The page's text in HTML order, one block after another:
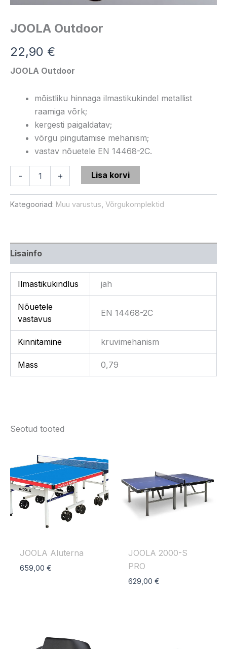
JOOLA Outdoor
22,90 €
JOOLA Outdoor
mõistliku hinnaga ilmastikukindel metallist
raamiga võrk;
kergesti paigaldatav;
võrgu pingutamise mehanism;
vastav nõuetele EN 14468-2C.
- + Lisa korvi
Kategooriad: Muu varustus Võrgukomplektid
Lisainfo
Ilmastikukindlus jah
Nõuetele
vastavus
EN 14468-2C
Kinnitamine kruvimehanism
Mass 0,79
Seotud tooted
JOOLA Aluterna
659,00€
JOOLA 2000-S
PRO
629,00€